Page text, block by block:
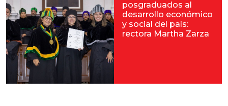
posgraduados al
desarrollo económico
y social del país:
rectora Martha Zarza